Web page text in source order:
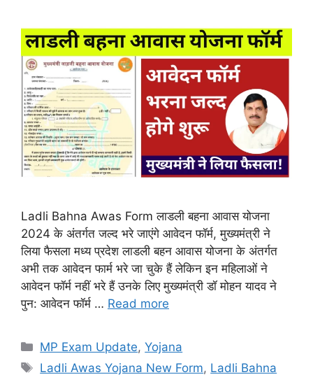
Ladli Bahna Awas Form लाडली बहना आवास योजना
2024 के अंतर्गत जल्द भरे जाएंगे आवेदन फॉर्म, मुख्यमंत्री ने
लिया फैसला मध्य प्रदेश लाडली बहन आवास योजना के अंतर्गत
अभी तक आवेदन फार्म भरे जा चुके हैं लेकिन इन महिलाओं ने
आवेदन फॉर्म नहीं भरे हैं उनके लिए मुख्यमंत्री डॉ मोहन यादव ने
पुन: आवेदन फॉर्म … Read more
Categories
MP Exam Update,Yojana
Tags
Ladli Awas Yojana New Form, Ladli Bahna